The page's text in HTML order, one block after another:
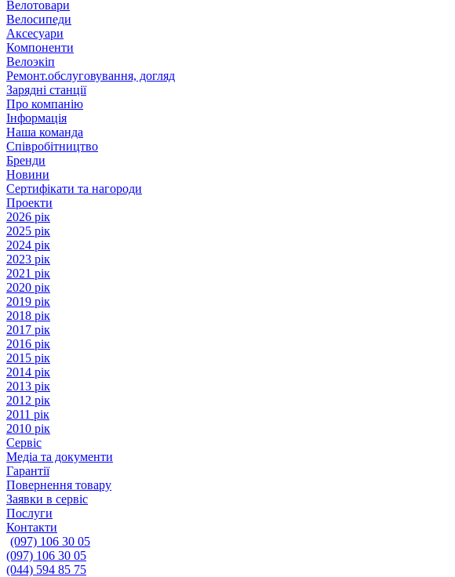
Велотовари
Велосипеди
Аксесуари
Компоненти
Велоэкіп
Ремонт.обслуговування, догляд
Зарядні станції
Про компанію
Інформація
Наша команда
Співробітництво
Бренди
Новини
Сертифікати та нагороди
Проекти
2026 рік
2025 рік
2024 рік
2023 рік
2021 рік
2020 рік
2019 рік
2018 рік
2017 рік
2016 рік
2015 рік
2014 рік
2013 рік
2012 рік
2011 рік
2010 рік
Сервіс
Медіа та документи
Гарантії
Повернення товару
Заявки в сервіс
Послуги
Контакти
(097) 106 30 05
(097) 106 30 05
(044) 594 85 75